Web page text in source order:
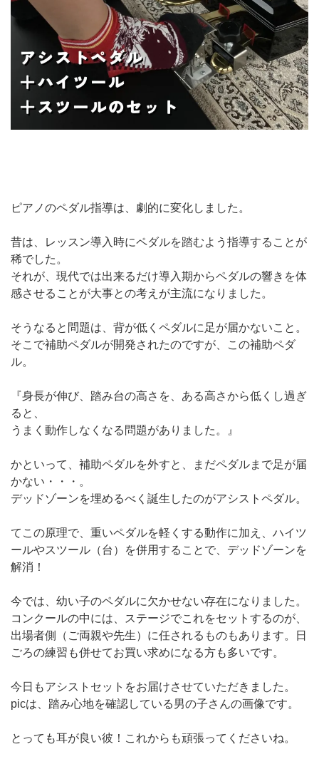
ピアノのペダル指導は、劇的に変化しました。
昔は、レッスン導入時にペダルを踏むよう指導することが
稀でした。
それが、現代では出来るだけ導入期からペダルの響きを体
感させることが大事との考えが主流になりました。
そうなると問題は、背が低くペダルに足が届かないこと。
そこで補助ペダルが開発されたのですが、この補助ペダ
ル。
『身長が伸び、踏み台の高さを、ある高さから低くし過ぎ
ると、
うまく動作しなくなる問題がありました。』
かといって、補助ペダルを外すと、まだペダルまで足が届
かない・・・。
デッドゾーンを埋めるべく誕生したのがアシストペダル。
てこの原理で、重いペダルを軽くする動作に加え、ハイツ
ールやスツール（台）を併用することで、デッドゾーンを
解消！
今では、幼い子のペダルに欠かせない存在になりました。
コンクールの中には、ステージでこれをセットするのが、
出場者側（ご両親や先生）に任されるものもあります。日
ごろの練習も併せてお買い求めになる方も多いです。
今日もアシストセットをお届けさせていただきました。
picは、踏み心地を確認している男の子さんの画像です。
とっても耳が良い彼！これからも頑張ってくださいね。